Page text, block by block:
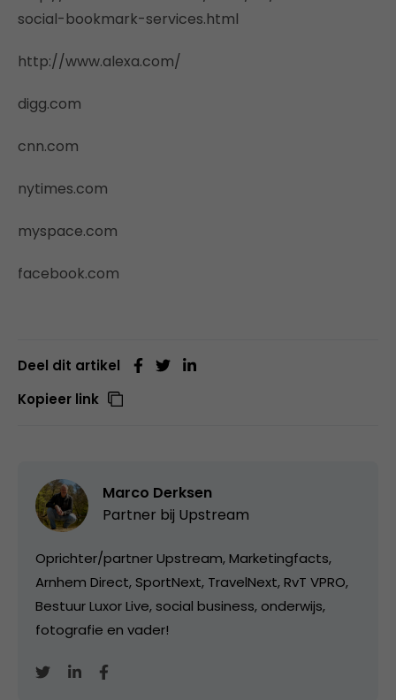
social-bookmark-services.html
http://www.alexa.com/
digg.com
cnn.com
nytimes.com
myspace.com
facebook.com
Deel dit artikel
Kopieer link
Marco Derksen
Partner bij Upstream
Oprichter/partner Upstream, Marketingfacts,
Arnhem Direct, SportNext, TravelNext, RvT VPRO,
Bestuur Luxor Live, social business, onderwijs,
fotografie en vader!